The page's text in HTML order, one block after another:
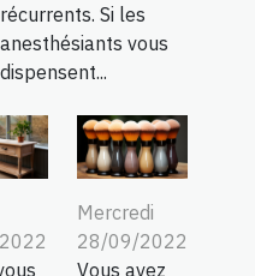
récurrents. Si les
anesthésiants vous
dispensent...
Mercredi
28/09/2022
Vous avez